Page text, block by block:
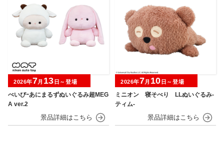
べいびｰあにまるずぬいぐるみ超MEG
A ver.2
2026年7月 13 日～登場
ミニオン 寝そべり LLぬいぐるみ‐
ティム‐
2026年7月 10 日～登場